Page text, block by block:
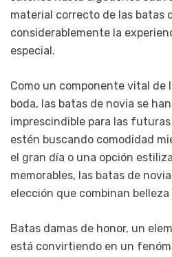
material correcto de las batas
considerablemente la
especial.
Como un componente vital de
boda, las batas de novia se
imprescindible para las futuras
estén buscando comodidad
el gran día o una opción
memorables, las batas de
elección que combinan
Batas damas de honor, un
está convirtiendo en un